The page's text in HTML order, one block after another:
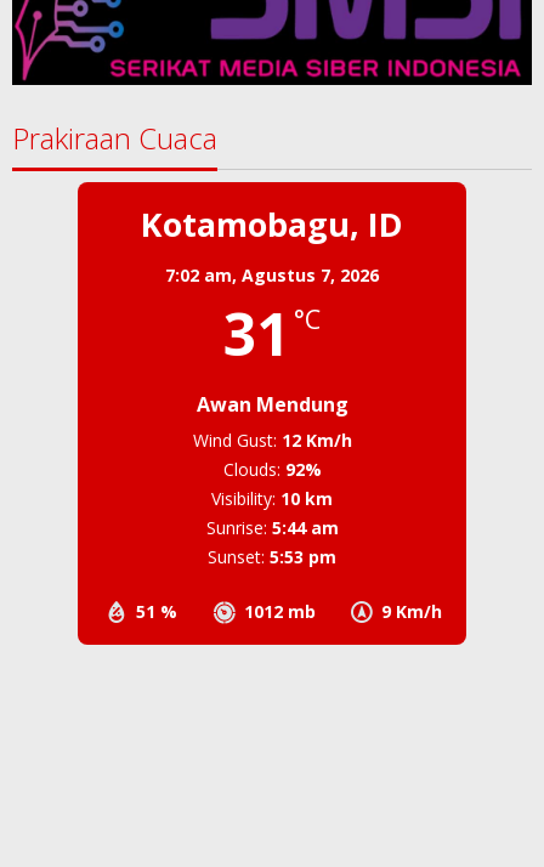
Prakiraan Cuaca
Kotamobagu, ID
7:02 am, Agustus 7, 2026
31 °C
Awan Mendung
51 % 1012 mb 9 Km/h
Wind Gust: 12 Km/h
Clouds: 92%
Visibility: 10 km
Sunrise: 5:44 am
Sunset: 5:53 pm